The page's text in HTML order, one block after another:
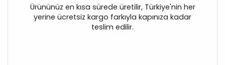
Ürününüz en kısa sürede üretilir, Türkiye'nin her
yerine ücretsiz kargo farkıyla kapınıza kadar
teslim edilir.